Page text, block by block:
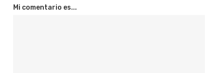
Mi comentario es...